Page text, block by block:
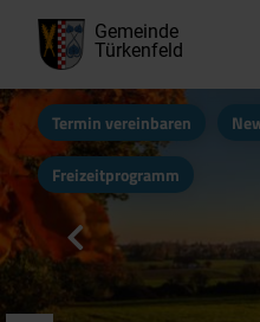
Gemeinde
Türkenfeld
Termin vereinbaren
Freizeitprogramm